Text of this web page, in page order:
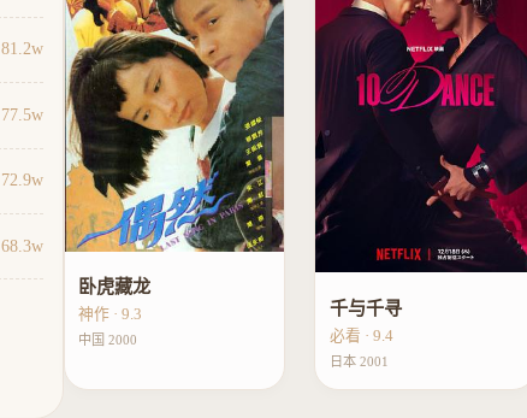
81.2w
77.5w
72.9w
68.3w
卧虎藏龙
神作 · 9.3
中国 2000
千与千寻
必看 · 9.4
日本 2001